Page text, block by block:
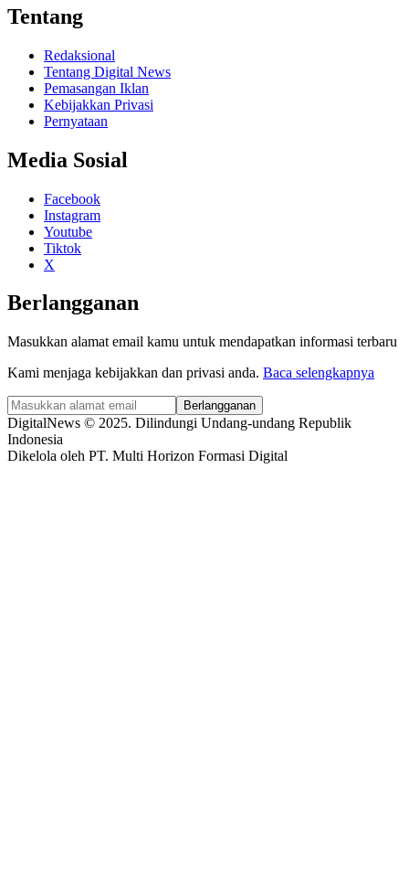
Tentang
Redaksional
Tentang Digital News
Pemasangan Iklan
Kebijakkan Privasi
Pernyataan
Media Sosial
Facebook
Instagram
Youtube
Tiktok
X
Berlangganan
Masukkan alamat email kamu untuk mendapatkan informasi terbaru
Kami menjaga kebijakkan dan privasi anda. Baca selengkapnya
Berlangganan
DigitalNews © 2025. Dilindungi Undang-undang Republik
Indonesia
Dikelola oleh PT. Multi Horizon Formasi Digital